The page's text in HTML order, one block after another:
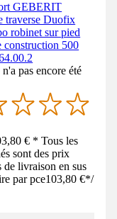
GEBERIT
traverse Duofix
robinet sur pied
construction 500
pas encore été
€ * Tous les
sont des prix
livraison en sus
par pce103,80 €*/